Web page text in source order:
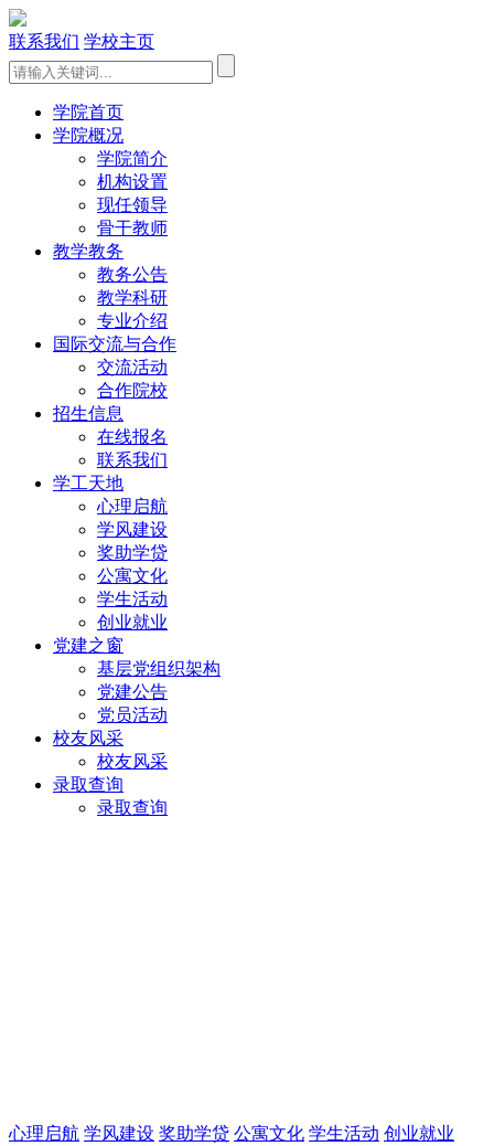
联系我们 学校主页
学院首页
学院概况
学院简介
机构设置
现任领导
骨干教师
教学教务
教务公告
教学科研
专业介绍
国际交流与合作
交流活动
合作院校
招生信息
在线报名
联系我们
学工天地
心理启航
学风建设
奖助学贷
公寓文化
学生活动
创业就业
党建之窗
基层党组织架构
党建公告
党员活动
校友风采
校友风采
录取查询
录取查询
心理启航 学风建设 奖助学贷 公寓文化 学生活动 创业就业